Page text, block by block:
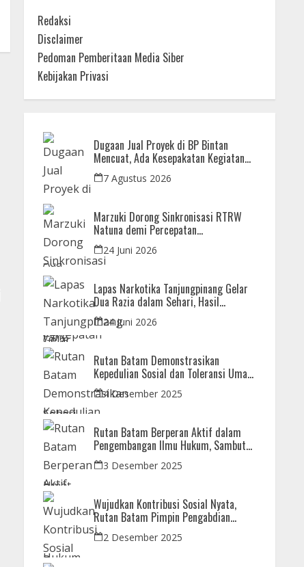
Redaksi
Disclaimer
Pedoman Pemberitaan Media Siber
Kebijakan Privasi
Dugaan Jual Proyek di BP Bintan
Mencuat, Ada Kesepakatan Kegiatan
dan Dana yang Dikembalikan
7 Agustus 2026
Marzuki Dorong Sinkronisasi RTRW
Natuna demi Percepatan
Pembangunan Strategis Daerah
24 Juni 2026
Lapas Narkotika Tanjungpinang Gelar
Dua Razia dalam Sehari, Hasil
Pemeriksaan Nihil Barang Terlarang
24 Juni 2026
Rutan Batam Demonstrasikan
Kepedulian Sosial dan Toleransi Umat
Beragama Melalui Doa Bersama
Korban Bencana
4 Desember 2025
Rutan Batam Berperan Aktif dalam
Pengembangan Ilmu Hukum, Sambut
Kunjungan Observasi Mahasiswa UIB
3 Desember 2025
Wujudkan Kontribusi Sosial Nyata,
Rutan Batam Pimpin Pengabdian
Imipas untuk Negeri di Masjid
Syahrom Ba’dawi
2 Desember 2025